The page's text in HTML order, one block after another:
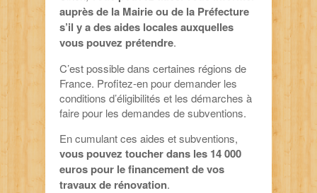
auprès de la Mairie ou de la Préfecture
s’il y a des aides locales auxquelles
vous pouvez prétendre.
C’est possible dans certaines régions de
France. Profitez-en pour demander les
conditions d’éligibilités et les démarches à
faire pour les demandes de subventions.
En cumulant ces aides et subventions,
vous pouvez toucher dans les 14 000
euros pour le financement de vos
travaux de rénovation.